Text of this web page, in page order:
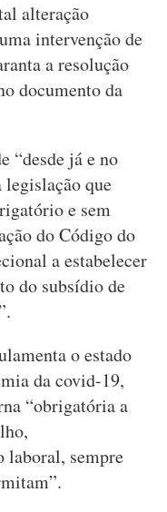
alteração
intervenção de
a resolução
documento da
“desde já e no
legislação que
e sem
do Código do
a estabelecer
do subsídio de
o estado
da covid-19,
“obrigatória a
laboral, sempre